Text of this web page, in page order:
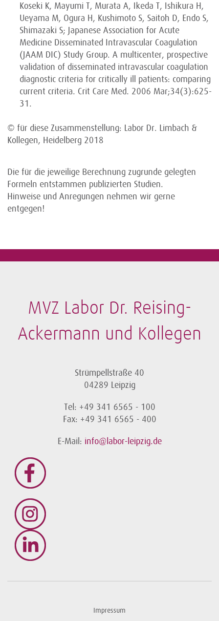
Koseki K, Mayumi T, Murata A, Ikeda T, Ishikura H,
Ueyama M, Ogura H, Kushimoto S, Saitoh D, Endo S,
Shimazaki S; Japanese Association for Acute
Medicine Disseminated Intravascular Coagulation
(JAAM DIC) Study Group. A multicenter, prospective
validation of disseminated intravascular coagulation
diagnostic criteria for critically ill patients: comparing
current criteria. Crit Care Med. 2006 Mar;34(3):625-
31.
© für diese Zusammenstellung: Labor Dr. Limbach &
Kollegen, Heidelberg 2018
Die für die jeweilige Berechnung zugrunde gelegten
Formeln entstammen publizierten Studien.
Hinweise und Anregungen nehmen wir gerne
entgegen!
MVZ Labor Dr. Reising-
Ackermann und Kollegen
Strümpellstraße 40
04289 Leipzig
Tel: +49 341 6565 - 100
Fax: +49 341 6565 - 400
E-Mail: info@labor-leipzig.de
Impressum